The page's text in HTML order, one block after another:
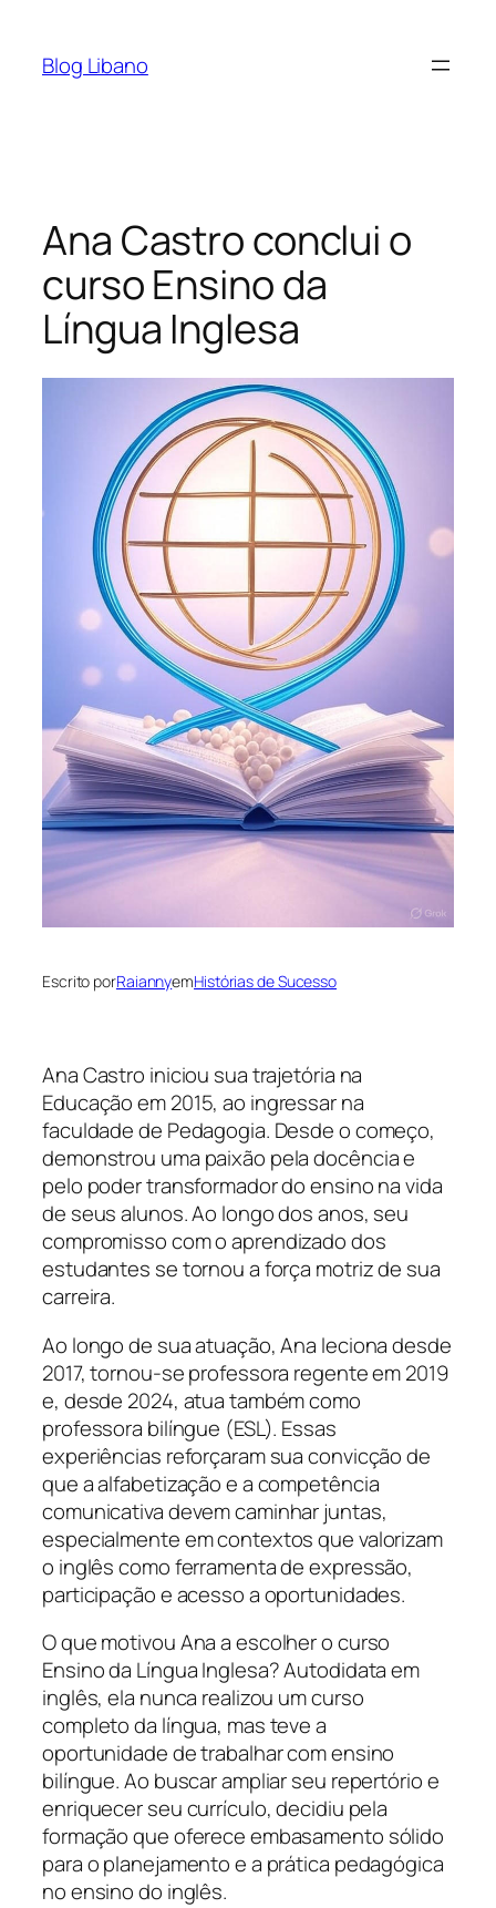
Blog Libano
Ana Castro conclui o
curso Ensino da
Língua Inglesa
Escrito porRaiannyemHistórias de Sucesso
Ana Castro iniciou sua trajetória na
Educação em 2015, ao ingressar na
faculdade de Pedagogia. Desde o começo,
demonstrou uma paixão pela docência e
pelo poder transformador do ensino na vida
de seus alunos. Ao longo dos anos, seu
compromisso com o aprendizado dos
estudantes se tornou a força motriz de sua
carreira.
Ao longo de sua atuação, Ana leciona desde
2017, tornou-se professora regente em 2019
e, desde 2024, atua também como
professora bilíngue (ESL). Essas
experiências reforçaram sua convicção de
que a alfabetização e a competência
comunicativa devem caminhar juntas,
especialmente em contextos que valorizam
o inglês como ferramenta de expressão,
participação e acesso a oportunidades.
O que motivou Ana a escolher o curso
Ensino da Língua Inglesa? Autodidata em
inglês, ela nunca realizou um curso
completo da língua, mas teve a
oportunidade de trabalhar com ensino
bilíngue. Ao buscar ampliar seu repertório e
enriquecer seu currículo, decidiu pela
formação que oferece embasamento sólido
para o planejamento e a prática pedagógica
no ensino do inglês.